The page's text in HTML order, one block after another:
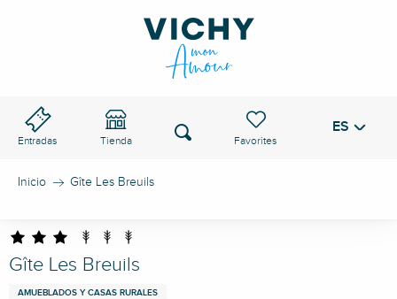
Entradas Tienda
Voir les favoris
Buscar ES
Inicio Gîte Les Breuils
Gîte Les Breuils
AMUEBLADOS Y CASAS RURALES